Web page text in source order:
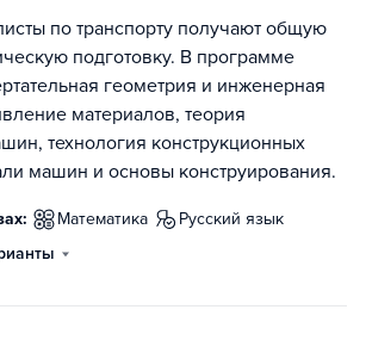
по транспорту получают общую
подготовку. В программе
геометрия и инженерная
материалов, теория
технология конструкционных
машин и основы конструирования.
математика
русский язык